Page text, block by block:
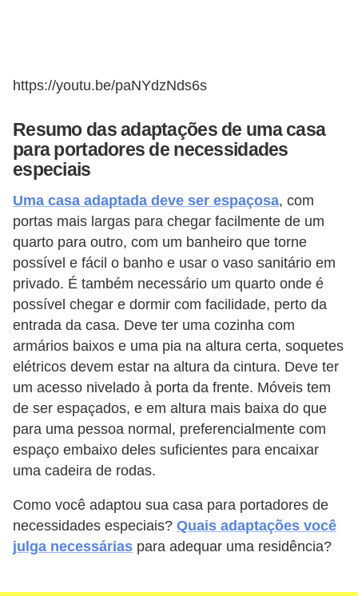
https://youtu.be/paNYdzNds6s
Resumo das adaptações de uma casa
para portadores de necessidades
especiais
Uma casa adaptada deve ser espaçosa, com
portas mais largas para chegar facilmente de um
quarto para outro, com um banheiro que torne
possível e fácil o banho e usar o vaso sanitário em
privado. É também necessário um quarto onde é
possível chegar e dormir com facilidade, perto da
entrada da casa. Deve ter uma cozinha com
armários baixos e uma pia na altura certa, soquetes
elétricos devem estar na altura da cintura. Deve ter
um acesso nivelado à porta da frente. Móveis tem
de ser espaçados, e em altura mais baixa do que
para uma pessoa normal, preferencialmente com
espaço embaixo deles suficientes para encaixar
uma cadeira de rodas.
Como você adaptou sua casa para portadores de
necessidades especiais? Quais adaptações você
julga necessárias para adequar uma residência?